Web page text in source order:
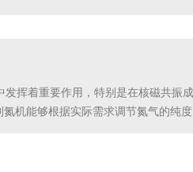
挥着重要作用，特别是在核磁共振
机能够根据实际需求调节氮气的纯